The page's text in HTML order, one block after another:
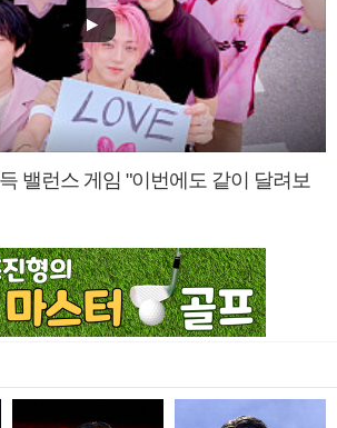
밸런스 게임 "이번에도 같이 달려보